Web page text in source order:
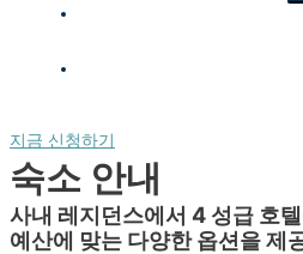
지금 신청하기
숙소 안내
사내 레지던스에서 4 성급 호
예산에 맞는 다양한 옵션을 제